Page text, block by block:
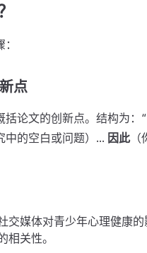
点
论文的创新点。结构为：“
中的空白或问题）... 因此（
交媒体对青少年心理健康的
相关性。